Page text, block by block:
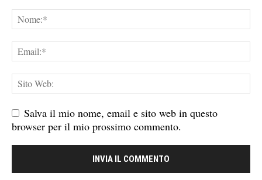
Salva il mio nome, email e sito web in questo
browser per il mio prossimo commento.